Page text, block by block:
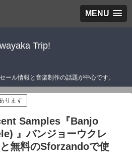
MENU
Trip!
ール情報と音楽制作の話題が中心です。
ります
Samples『Banjo
』バンジョーウクレ
無料のSforzandoで使